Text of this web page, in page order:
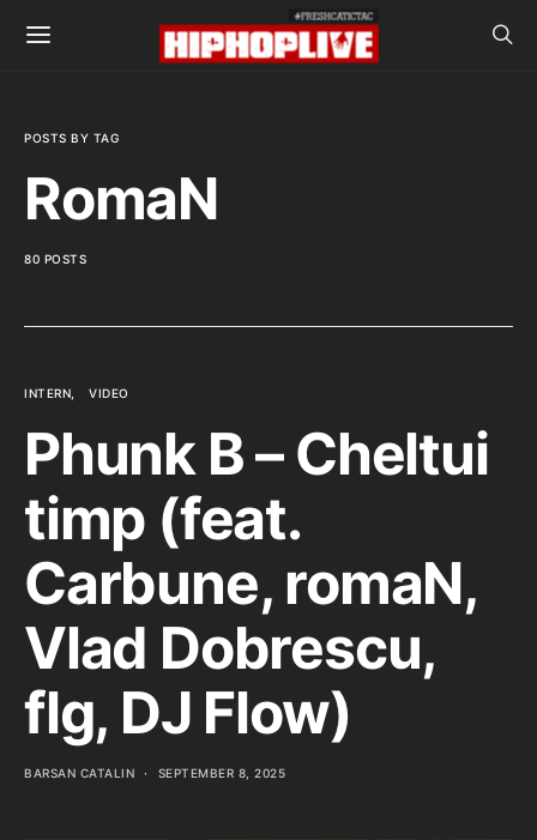
POSTS BY TAG
RomaN
80 POSTS
INTERN VIDEO
Phunk B – Cheltui
timp (feat.
Carbune, romaN,
Vlad Dobrescu,
flg, DJ Flow)
BARSAN CATALIN SEPTEMBER 8, 2025